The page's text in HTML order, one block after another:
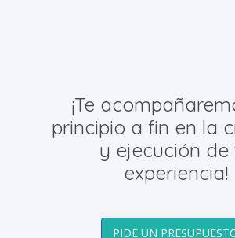
¡Te
principio a fin en la
y ejecución de
experiencia!
PIDE UN